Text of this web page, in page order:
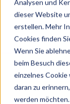
Analysen und
dieser Website
erstellen. Mehr
Cookies finden
Wenn Sie
beim Besuch
einzelnes
daran zu
werden möchten.